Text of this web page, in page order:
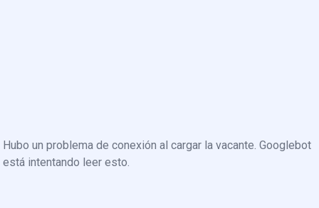
Hubo un problema de conexión al cargar la vacante. Googlebot
está intentando leer esto.